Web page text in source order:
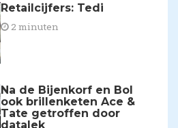
Retailcijfers: Tedi
2 minuten
Na de Bijenkorf en Bol
ook brillenketen Ace &
Tate getroffen door
datalek